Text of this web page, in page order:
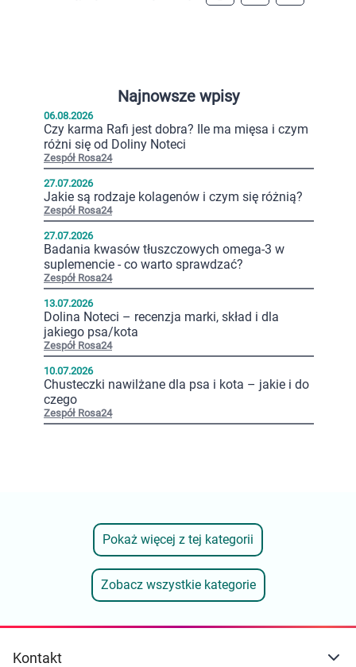
Najnowsze wpisy
06.08.2026
Czy karma Rafi jest dobra? Ile ma mięsa i czym
różni się od Doliny Noteci
Zespół Rosa24
27.07.2026
Jakie są rodzaje kolagenów i czym się różnią?
Zespół Rosa24
27.07.2026
Badania kwasów tłuszczowych omega-3 w
suplemencie - co warto sprawdzać?
Zespół Rosa24
13.07.2026
Dolina Noteci – recenzja marki, skład i dla
jakiego psa/kota
Zespół Rosa24
10.07.2026
Chusteczki nawilżane dla psa i kota – jakie i do
czego
Zespół Rosa24
Zobacz wszystkie kategorie
Pokaż więcej z tej kategorii
Kontakt